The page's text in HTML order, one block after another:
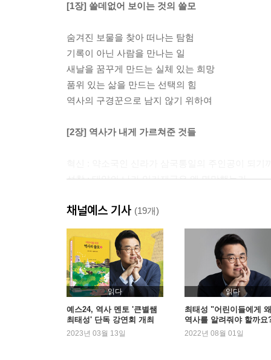
[1장] 쓸데없어 보이는 것의 쓸모
숨겨진 보물을 찾아 떠나는 탐험
기록이 아닌 사람을 만나는 일
새날을 꿈꾸게 만드는 실체 있는 희망
품위 있는 삶을 만드는 선택의 힘
역사의 구경꾼으로 남지 않기 위하여
[2장] 역사가 내게 가르쳐준 것들
성찰 : 태양의 나라 잉카제국은 왜 멸망했는가
협상 : 하나를 내어주고 둘을 얻는 협상의 달인들
공감 : 왜 할머니, 할아버지는 태극기를 들고 광장
합리 : 체면과 실속 중 무엇을 챙겨야 할까
소통 : 메시지를 효과적으로 전달하는 법
[3장] 한 번의 인생, 어떻게 살 것인가
정도전 : 억압으로부터 자유로워지려면
김육 : 삶을 던진다는 것의 의미
채널예스 기사 (19개)
읽다
예스24, 역사 멘토 '큰별쌤
최태성' 단독 강연회 개최
2023년 03월 13일
읽다
최태성 "어린이들에게 왜
역사를 알려줘야 할까요
2022년 08월 01일